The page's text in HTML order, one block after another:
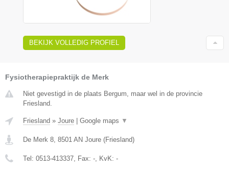
BEKIJK VOLLEDIG PROFIEL
Fysiotherapiepraktijk de Merk
Niet gevestigd in de plaats Bergum, maar wel in de provincie
Friesland.
Friesland » Joure Google maps ▼
De Merk 8, 8501 AN Joure (Friesland)
Tel: 0513-413337, Fax: -, KvK: -